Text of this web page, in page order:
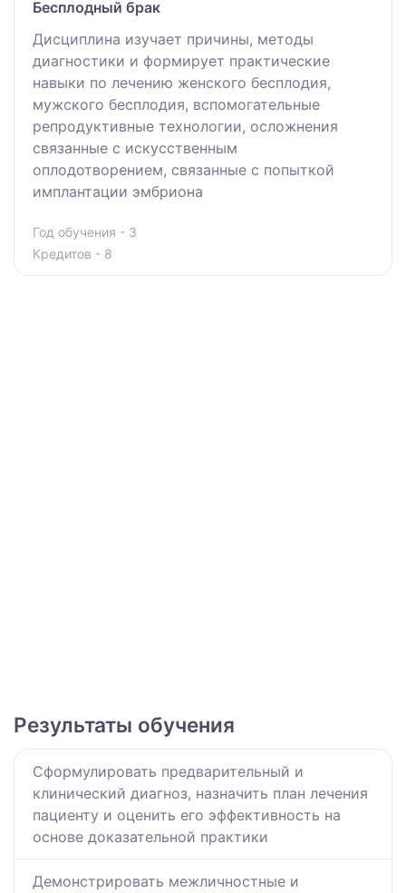
Бесплодный брак
Дисциплина изучает причины, методы
диагностики и формирует практические
навыки по лечению женского бесплодия,
мужского бесплодия, вспомогательные
репродуктивные технологии, осложнения
связанные с искусственным
оплодотворением, связанные с попыткой
имплантации эмбриона
Год обучения - 3
Кредитов - 8
Результаты обучения
Сформулировать предварительный и
клинический диагноз, назначить план лечения
пациенту и оценить его эффективность на
основе доказательной практики
Демонстрировать межличностные и